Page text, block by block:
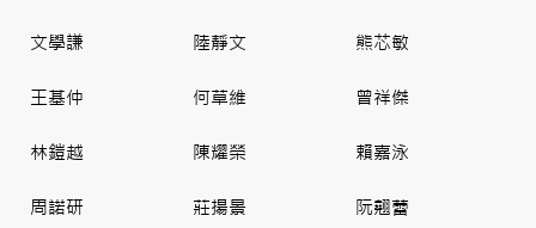
文學謙 陸靜文 熊芯敏
王基仲 何草維 曾祥傑
林鎧越 陳耀榮 賴嘉泳
周諾研 莊揚景 阮翹蕾